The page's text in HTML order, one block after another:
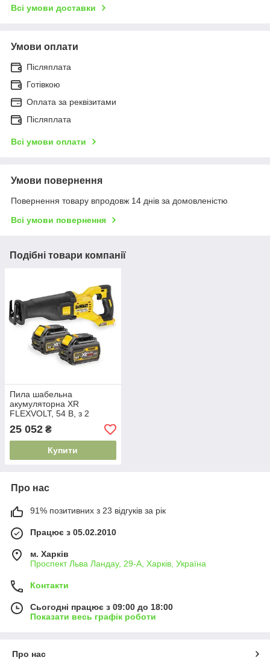
Всі умови доставки
Умови оплати
Післяплата
Готівкою
Оплата за реквізитами
Післяплата
Всі умови оплати
Умови повернення
Повернення товару впродовж 14 днів за домовленістю
Всі умови повернення
Подібні товари компанії
Пила шабельна
акумуляторна XR
FLEXVOLT, 54 В, з 2
акумуляторами Li-lon і
валізою, DeWALT
DCS388T2
25 052 ₴
Купити
Про нас
91% позитивних з 23 відгуків за рік
Працює з 05.02.2010
м. Харків
Проспект Льва Ландау, 29-А, Харків, Україна
Контакти
Сьогодні працює з 09:00 до 18:00
Показати весь графік роботи
Про нас